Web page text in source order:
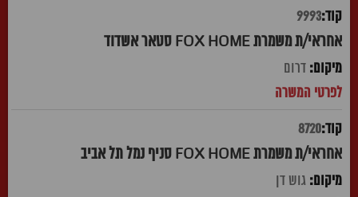
9993
אחראי/ת משמרת FOX HOME סטאר אשדוד
דרום
8720
אחראי/ת משמרת FOX HOME סניף נמל תל אביב
גוש דן